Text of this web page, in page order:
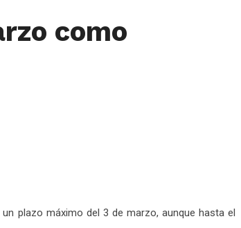
como
plazo máximo del 3 de marzo, aunque hasta el